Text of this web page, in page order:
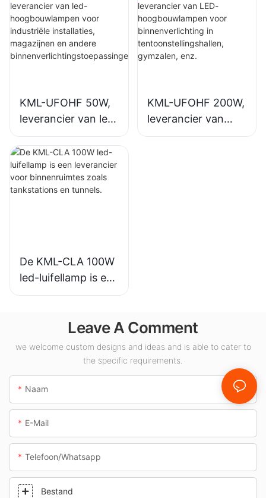
industriële
complexen,
magazijnen en
andere
voor
binnenverlichting in
industriële
complexen,
KML-UFOHF 50W,
leverancier van led-
hoogbouwlampen
voor industriële
installaties,
magazijnen en
KML-UFOHF 200W,
leverancier van
LED-
De KML-CLA 100W
led-luifellamp is een
leverancier voor
zoals tankstations
en tunnels.
Leave A Comment
we welcome custom designs and ideas and is able to cater to
the specific requirements.
Naam
E-Mail
Telefoon/whatsapp
Bestand